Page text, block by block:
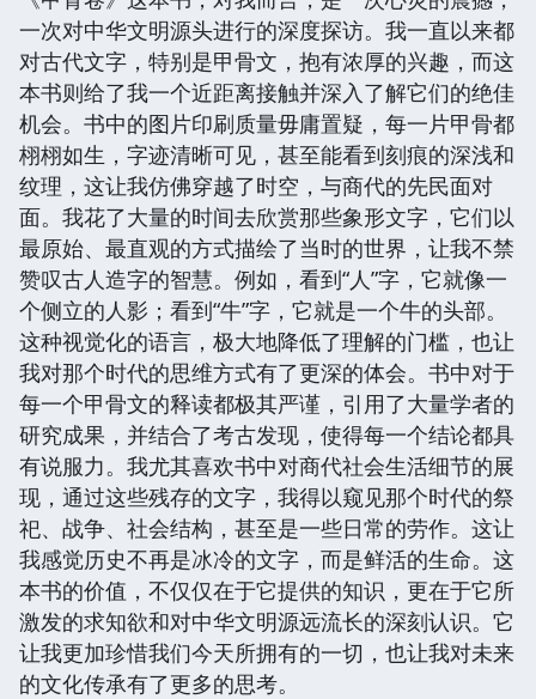
一次对中华文明源头进行的深度探访。我一直以来都
对古代文字，特别是甲骨文，抱有浓厚的兴趣，而这
本书则给了我一个近距离接触并深入了解它们的绝佳
机会。书中的图片印刷质量毋庸置疑，每一片甲骨都
栩栩如生，字迹清晰可见，甚至能看到刻痕的深浅和
纹理，这让我仿佛穿越了时空，与商代的先民面对
面。我花了大量的时间去欣赏那些象形文字，它们以
最原始、最直观的方式描绘了当时的世界，让我不禁
赞叹古人造字的智慧。例如，看到“人”字，它就像一
个侧立的人影；看到“牛”字，它就是一个牛的头部。
这种视觉化的语言，极大地降低了理解的门槛，也让
我对那个时代的思维方式有了更深的体会。书中对于
每一个甲骨文的释读都极其严谨，引用了大量学者的
研究成果，并结合了考古发现，使得每一个结论都具
有说服力。我尤其喜欢书中对商代社会生活细节的展
现，通过这些残存的文字，我得以窥见那个时代的祭
祀、战争、社会结构，甚至是一些日常的劳作。这让
我感觉历史不再是冰冷的文字，而是鲜活的生命。这
本书的价值，不仅仅在于它提供的知识，更在于它所
激发的求知欲和对中华文明源远流长的深刻认识。它
让我更加珍惜我们今天所拥有的一切，也让我对未来
的文化传承有了更多的思考。